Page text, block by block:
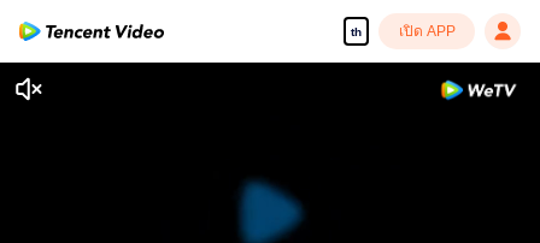
th เปิด APP
เพลิดเพลินกับซีรีส์ความคมชัดสูงอย่างลื่นไหล